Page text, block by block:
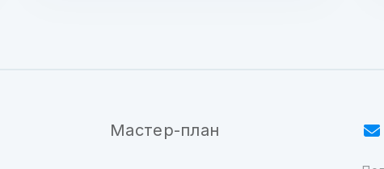
Мастер-план